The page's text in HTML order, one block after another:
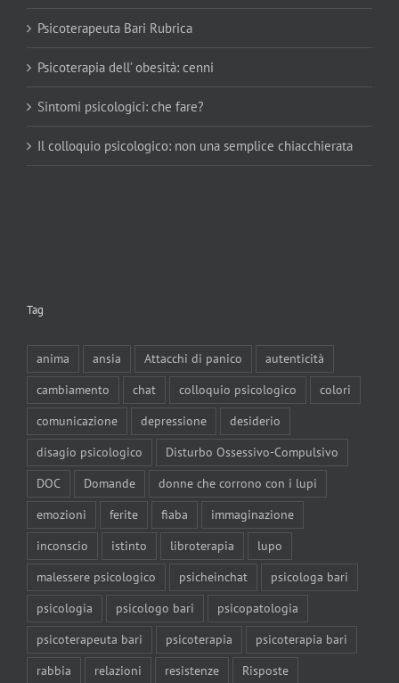
Psicoterapeuta Bari Rubrica
Psicoterapia dell’ obesità: cenni
Sintomi psicologici: che fare?
Il colloquio psicologico: non una semplice chiacchierata
Tag
anima ansia Attacchi di panico
autenticità
cambiamento
chat colloquio psicologico
colori
comunicazione
depressione
desiderio
disagio psicologico
Disturbo Ossessivo-Compulsivo
DOC
Domande
donne che corrono con i lupi
emozioni
ferite fiaba
immaginazione
inconscio
istinto libroterapia
lupo
malessere psicologico
psicheinchat
psicologa bari
psicologia
psicologo bari
psicopatologia
psicoterapeuta bari
psicoterapia
psicoterapia bari
rabbia
relazioni resistenze Risposte